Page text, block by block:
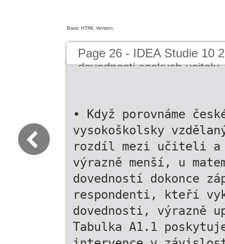
Basic HTML Version
Page 26 - IDEA Studie 10
dovednosti ceskych ucitelu
• Když porovnáme
vysokoškolsky
rozdíl mezi učiteli
výrazně menší, u
dovedností dokonce
respondenti, kteří
dovednosti, výrazně
Tabulka A1.1